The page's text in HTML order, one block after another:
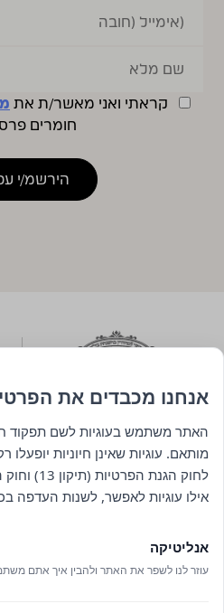
קראתי ואני מאשר/ת את
חומרים
ניווט
כללי
אנחנו מכבדים את
האתר משתמש בעוגיות לשם תפקוד
מותאם. עוגיות שאינן חיוניות
לחוק הגנת
אילו עוגיות לאפשר, לשנות העדפה
אנליטיקה
עוזר לנו לשפר את האתר ולהבין איך אתם